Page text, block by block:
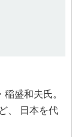
盛和夫氏。
、 日本を代